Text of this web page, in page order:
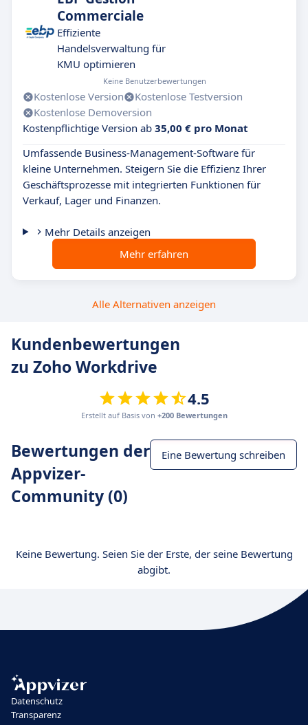
Commerciale
Effiziente
Handelsverwaltung für
KMU optimieren
Keine Benutzerbewertungen
Kostenlose Version
Kostenlose Testversion
Kostenlose Demoversion
Kostenpflichtige Version ab 35,00 € pro Monat
Umfassende Business-Management-Software für
kleine Unternehmen. Steigern Sie die Effizienz Ihrer
Geschäftsprozesse mit integrierten Funktionen für
Verkauf, Lager und Finanzen.
Mehr Details anzeigen
Mehr erfahren
Alle Alternativen anzeigen
Kundenbewertungen
zu Zoho Workdrive
4.5
Erstellt auf Basis von +200 Bewertungen
Bewertungen der
Appvizer-
Community (0)
Eine Bewertung schreiben
Keine Bewertung. Seien Sie der Erste, der seine Bewertung
abgibt.
Datenschutz
Transparenz